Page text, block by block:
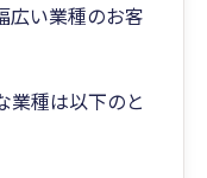
広い業種のお客
業種は以下のと